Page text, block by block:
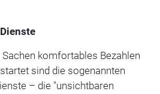
komfortables Bezahlen
sind die sogenannten
– die "unsichtbaren